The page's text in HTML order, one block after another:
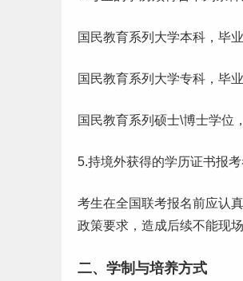
国民教育系列大学本科 ， 毕业
国民教育系列大学专科，毕
国民教育系列硕士\博士学位
5.持境外获得的学历证书报
考生在全国联考报名前应认
政策要求，造成后续不能现
二、学制与培养方式